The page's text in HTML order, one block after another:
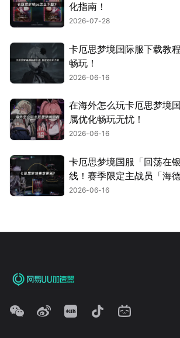
化指南！
2026-07-28
卡厄思梦境国际服下载教
畅玩！
2026-06-16
在海外怎么玩卡厄思梦境
属优化畅玩无忧！
2026-06-16
卡厄思梦境国服「回荡在
线！赛季限定主战员「海
2026-06-16